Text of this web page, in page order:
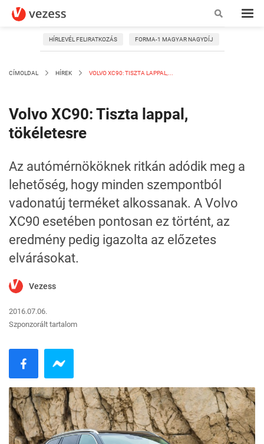
HÍRLEVÉL FELIRATKOZÁS FORMA-1 MAGYAR NAGYDÍJ
CÍMOLDAL HÍREK VOLVO XC90: TISZTA LAPPAL,...
Volvo XC90: Tiszta lappal,
tökéletesre
Az autómérnököknek ritkán adódik meg a
lehetőség, hogy minden szempontból
vadonatúj terméket alkossanak. A Volvo
XC90 esetében pontosan ez történt, az
eredmény pedig igazolta az előzetes
elvárásokat.
Vezess
2016.07.06.
Szponzorált tartalom